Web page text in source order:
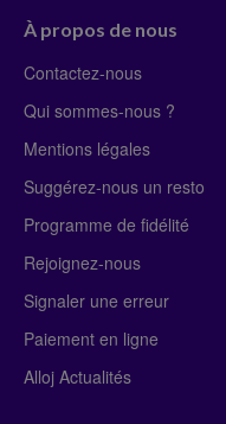
À propos de nous
Contactez-nous
Qui sommes-nous ?
Mentions légales
Suggérez-nous un resto
Programme de fidélité
Rejoignez-nous
Signaler une erreur
Paiement en ligne
Alloj Actualités